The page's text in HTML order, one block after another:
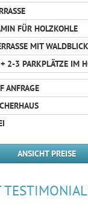
FÜR HOLZKOHLE
MIT WALDBLICK
2-3 PARKPLÄTZE IM
ANFRAGE
ANSICHT PREISE